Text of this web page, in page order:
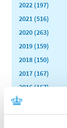
2022 (197)
2021 (516)
2020 (263)
2019 (159)
2018 (150)
2017 (167)
2016 (167)
2015 (33)
2014 (44)